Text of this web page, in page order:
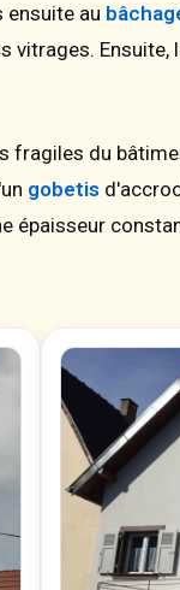
ensuite au
vitrages. Ensuite,
fragiles du
gobetis
épaisseur